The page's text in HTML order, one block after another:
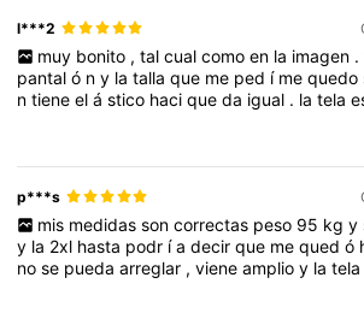
l***2
muy bonito , tal cual como en la imagen .
pantaló ny latallaque me ped í mequedo
ntieneelástico haciqueda igual . latela
partedearribaesabierta,sinbotones.
buenas terminaciones
recomendado 👍
p***s
mis medidas son correctas peso 95 kg y
y la 2xl hasta podr íadecirque mequedó
nose puedaarreglar ,vieneamplioy la